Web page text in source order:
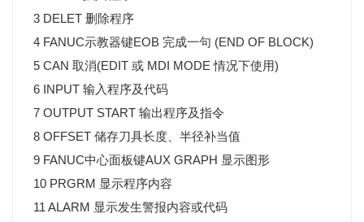
3 DELET 删除程序
4 FANUC示教器键EOB 完成一句 (END OF BLOCK)
5 CAN 取消(EDIT 或 MDI MODE 情况下使用)
6 INPUT 输入程序及代码
7 OUTPUT START 输出程序及指令
8 OFFSET 储存刀具长度、半径补当值
9 FANUC中心面板键AUX GRAPH 显示图形
10 PRGRM 显示程序内容
11 ALARM 显示发生警报内容或代码